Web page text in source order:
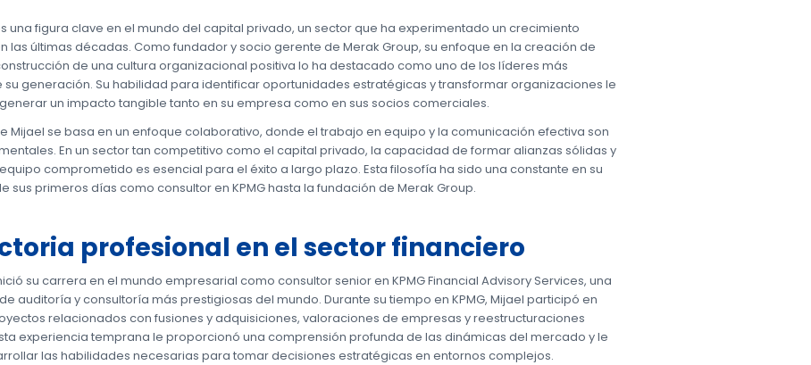
una figura clave en el mundo del capital privado, un sector que ha experimentado un crecimiento
las últimas décadas. Como fundador y socio gerente de Merak Group, su enfoque en la creación de
de una cultura organizacional positiva lo ha destacado como uno de los líderes más
su generación. Su habilidad para identificar oportunidades estratégicas y transformar organizaciones le
un impacto tangible tanto en su empresa como en sus socios comerciales.
Mijael se basa en un enfoque colaborativo, donde el trabajo en equipo y la comunicación efectiva son
En un sector tan competitivo como el capital privado, la capacidad de formar alianzas sólidas y
comprometido es esencial para el éxito a largo plazo. Esta filosofía ha sido una constante en su
sus primeros días como consultor en KPMG hasta la fundación de Merak Group.
profesional en el sector financiero
su carrera en el mundo empresarial como consultor senior en KPMG Financial Advisory Services, una
auditoría y consultoría más prestigiosas del mundo. Durante su tiempo en KPMG, Mijael participó en
relacionados con fusiones y adquisiciones, valoraciones de empresas y reestructuraciones
experiencia temprana le proporcionó una comprensión profunda de las dinámicas del mercado y le
las habilidades necesarias para tomar decisiones estratégicas en entornos complejos.